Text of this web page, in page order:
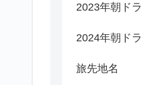
2023年朝ドラ
2024年朝ドラ
旅先地名